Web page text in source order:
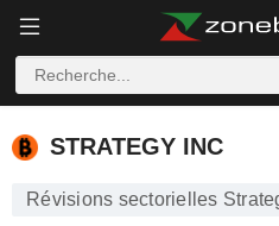
STRATEGY INC
STRATEGY INC
Révisions sectorielles